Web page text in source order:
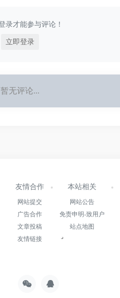
录才能参与评论！
立即登录
暂无评论...
友情合作
网站提交
广告合作
文章投稿
友情链接
本站相关
网站公告
免责申明-致用户
站点地图